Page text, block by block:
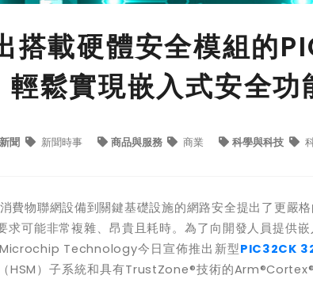
載硬體安全模組的
鬆實現嵌入式安全功
新聞 新聞時事 商品與服務 商業 科學與科技
費物聯網設備到關鍵基礎設施的網路安全提出了更嚴
求可能非常複雜、昂貴且耗時。為了向開發人員提供
Microchip Technology今日宣佈推出新型PIC32CK
HSM ）子系統和具有TrustZone®技術的